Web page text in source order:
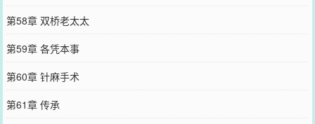
第58章 双桥老太太
第59章 各凭本事
第60章 针麻手术
第61章 传承